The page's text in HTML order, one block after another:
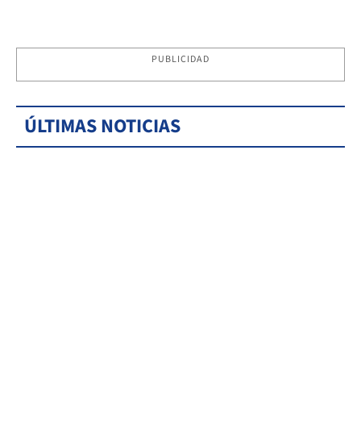
PUBLICIDAD
ÚLTIMAS NOTICIAS